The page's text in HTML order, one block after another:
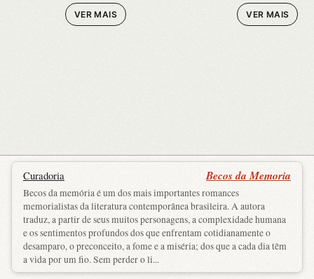
VER MAIS VER MAIS
Curadoria Becos da Memoria
Becos da memória é um dos mais importantes romances
memorialistas da literatura contemporânea brasileira. A autora
traduz, a partir de seus muitos personagens, a complexidade humana
e os sentimentos profundos dos que enfrentam cotidianamente o
desamparo, o preconceito, a fome e a miséria; dos que a cada dia têm
a vida por um fio. Sem perder o li...